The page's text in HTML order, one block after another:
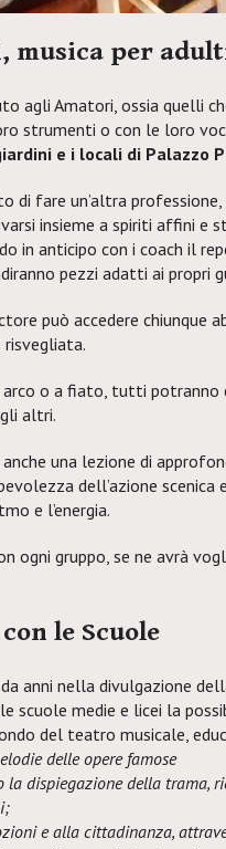
musica per
agli Amatori, ossia quelli
strumenti o con le loro
e i locali di Palazzo
di fare un’altra professione,
insieme a spiriti affini e
in anticipo con i coach il
pezzi adatti ai propri
può accedere chiunque
risvegliata.
o a fiato, tutti potranno
altri.
una lezione di
dell’azione scenica
e l’energia.
ogni gruppo, se ne avrà
le Scuole
anni nella divulgazione
medie e licei la
del teatro musicale,
delle opere famose
dispiegazione della trama,
e alla cittadinanza,